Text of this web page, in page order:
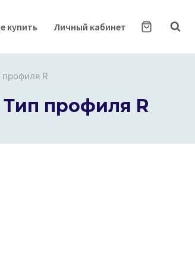
купить Личный кабинет
R
профиля R